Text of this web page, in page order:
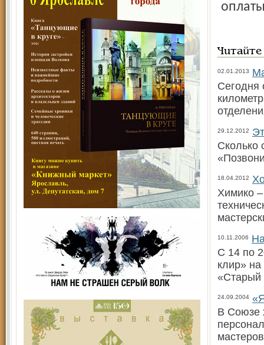
02.01.2013
Сегодня
29.12.2012
Сколько
18.04.2012
Химико –
10.11.2006
С 14 по
клир»
«Старый
24.09.2004
В Союзе